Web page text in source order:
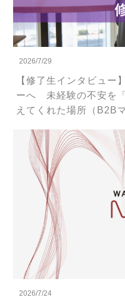
2026/7/29
【修了生インタビュー
ーへ 未経験の不安を
えてくれた場所（B2B
2026/7/24